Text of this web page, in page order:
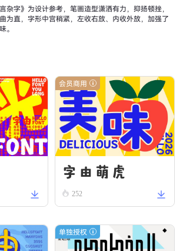
杂字》为设计参考，笔画造型潇洒有力，抑扬顿挫，
为直，字形中宫稍紧，左收右放、内收外放，加强了
。
会员商用
字由萌虎
252
单独授权